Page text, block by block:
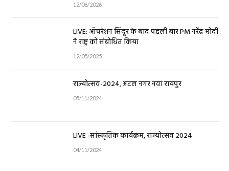
12/06/2026
LIVE: ऑपरेशन सिंदूर के बाद पहली बार PM नरेंद्र मोदी
ने राष्ट्र को संबोधित किया
12/05/2025
राज्योत्सव-2024, अटल नगर नवा रायपुर
05/11/2024
LIVE -सांस्कृतिक कार्यक्रम, राज्योत्सव 2024
04/11/2024